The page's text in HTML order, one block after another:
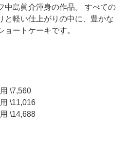
中島眞介渾身の作品。 すべての
と軽い仕上がりの中に、豊かな
ートケーキです。
\7,560
\11,016
\14,688